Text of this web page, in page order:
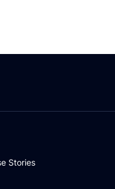
Stories